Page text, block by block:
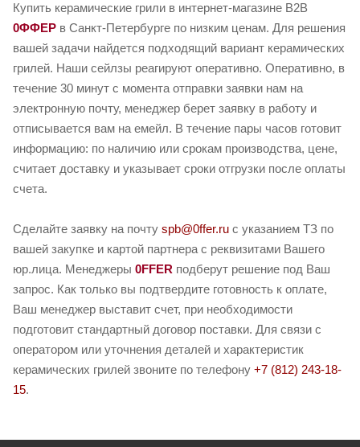
Купить керамические грили в интернет-магазине B2B
0ФФЕР в Санкт-Петербурге по низким ценам. Для решения
вашей задачи найдется подходящий вариант керамических
грилей. Наши сейлзы реагируют оперативно. Оперативно, в
течение 30 минут с момента отправки заявки нам на
электронную почту, менеджер берет заявку в работу и
отписывается вам на емейл. В течение пары часов готовит
информацию: по наличию или срокам производства, цене,
считает доставку и указывает сроки отгрузки после оплаты
счета.
Сделайте заявку на почту spb@0ffer.ru с указанием ТЗ по
вашей закупке и картой партнера с реквизитами Вашего
юр.лица. Менеджеры 0FFER подберут решение под Ваш
запрос. Как только вы подтвердите готовность к оплате,
Ваш менеджер выставит счет, при необходимости
подготовит стандартный договор поставки. Для связи с
оператором или уточнения деталей и характеристик
керамических грилей звоните по телефону +7 (812) 243-18-
15.